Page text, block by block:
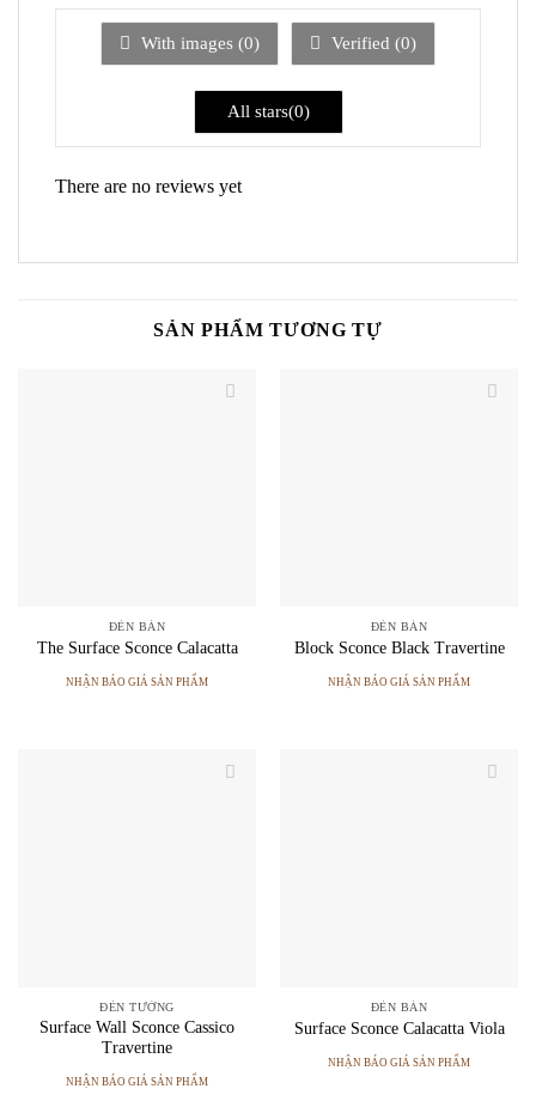
1
With images (0) Verified (0)
All stars(0)
There are no reviews yet
SẢN PHẨM TƯƠNG TỰ
ĐÈN BÀN
The Surface Sconce Calacatta
NHẬN BÁO GIÁ SẢN PHẨM
ĐÈN BÀN
Block Sconce Black Travertine
NHẬN BÁO GIÁ SẢN PHẨM
ĐÈN TƯỜNG
Surface Wall Sconce Cassico
Travertine
NHẬN BÁO GIÁ SẢN PHẨM
ĐÈN BÀN
Surface Sconce Calacatta Viola
NHẬN BÁO GIÁ SẢN PHẨM